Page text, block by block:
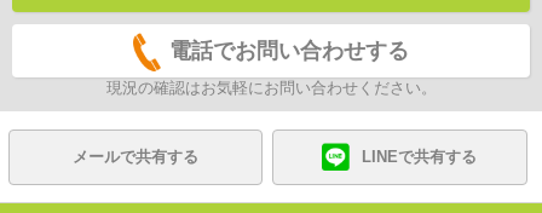
電話でお問い合わせする
現況の確認はお気軽にお問い合わせください。
メールで共有する LINEで共有する